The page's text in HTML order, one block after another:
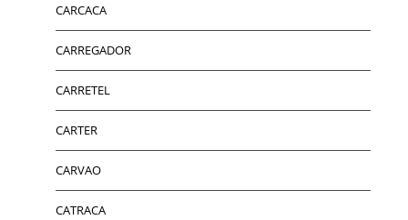
CARCACA
CARREGADOR
CARRETEL
CARTER
CARVAO
CATRACA